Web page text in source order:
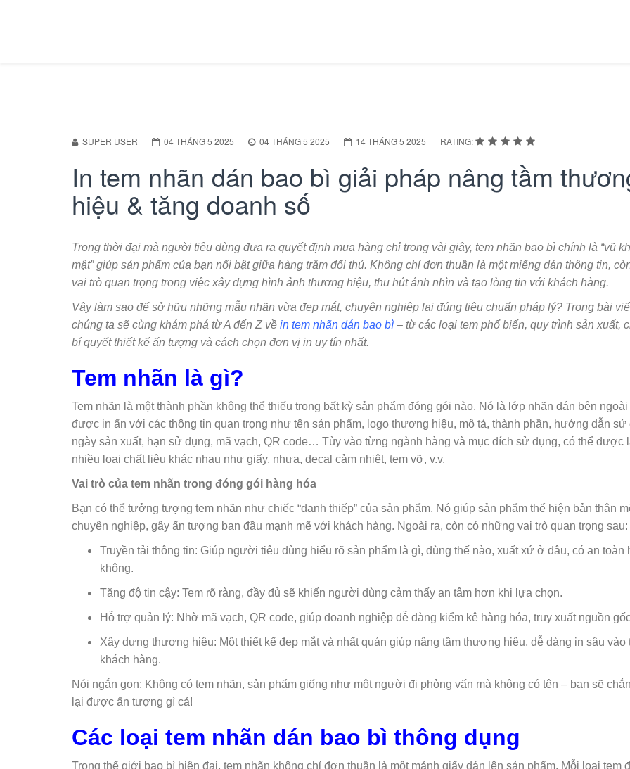
SUPER USER 04 THÁNG 5 2025 04 THÁNG 5 2025 14 THÁNG 5 2025 RATING:
In tem nhãn dán bao bì giải pháp nâng tầm
hiệu & tăng doanh số
Trong thời đại mà người tiêu dùng đưa ra quyết định mua hàng chỉ trong vài giây, tem nhãn bao bì chính là “vũ
mật” giúp sản phẩm của bạn nổi bật giữa hàng trăm đối thủ. Không chỉ đơn thuần là một miếng dán thông tin,
vai trò quan trọng trong việc xây dựng hình ảnh thương hiệu, thu hút ánh nhìn và tạo lòng tin với khách hàng.
Vậy làm sao để sở hữu những mẫu nhãn vừa đẹp mắt, chuyên nghiệp lại đúng tiêu chuẩn pháp lý? Trong bài
chúng ta sẽ cùng khám phá từ A đến Z về in tem nhãn dán bao bì – từ các loại tem phổ biến, quy trình sản xuất,
bí quyết thiết kế ấn tượng và cách chọn đơn vị in uy tín nhất.
Tem nhãn là gì?
Tem nhãn là một thành phần không thể thiếu trong bất kỳ sản phẩm đóng gói nào. Nó là lớp nhãn dán bên ngoài
được in ấn với các thông tin quan trọng như tên sản phẩm, logo thương hiệu, mô tả, thành phần, hướng dẫn sử
ngày sản xuất, hạn sử dụng, mã vạch, QR code… Tùy vào từng ngành hàng và mục đích sử dụng, có thể được
nhiều loại chất liệu khác nhau như giấy, nhựa, decal cảm nhiệt, tem vỡ, v.v.
Vai trò của tem nhãn trong đóng gói hàng hóa
Bạn có thể tưởng tượng tem nhãn như chiếc “danh thiếp” của sản phẩm. Nó giúp sản phẩm thể hiện bản thân
chuyên nghiệp, gây ấn tượng ban đầu mạnh mẽ với khách hàng. Ngoài ra, còn có những vai trò quan trọng sau:
Truyền tải thông tin: Giúp người tiêu dùng hiểu rõ sản phẩm là gì, dùng thế nào, xuất xứ ở đâu, có an toàn
không.
Tăng độ tin cậy: Tem rõ ràng, đầy đủ sẽ khiến người dùng cảm thấy an tâm hơn khi lựa chọn.
Hỗ trợ quản lý: Nhờ mã vạch, QR code, giúp doanh nghiệp dễ dàng kiểm kê hàng hóa, truy xuất nguồn
Xây dựng thương hiệu: Một thiết kế đẹp mắt và nhất quán giúp nâng tầm thương hiệu, dễ dàng in sâu vào
khách hàng.
Nói ngắn gọn: Không có tem nhãn, sản phẩm giống như một người đi phỏng vấn mà không có tên – bạn sẽ
lại được ấn tượng gì cả!
Các loại tem nhãn dán bao bì thông dụng
Trong thế giới bao bì hiện đại, tem nhãn không chỉ đơn thuần là một mảnh giấy dán lên sản phẩm. Mỗi loại tem